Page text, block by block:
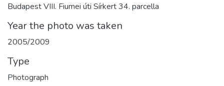
Budapest VIII. Fiumei úti Sírkert 34. parcella
Year the photo was taken
2005/2009
Type
Photograph